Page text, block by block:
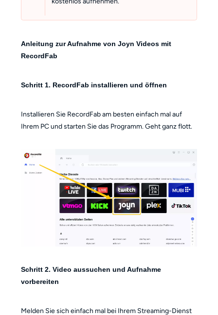
Anleitung zur Aufnahme von Joyn Videos mit
RecordFab
Schritt 1. RecordFab installieren und öffnen
Installieren Sie RecordFab am besten einfach mal auf
Ihrem PC und starten Sie das Programm. Geht ganz flott.
Schritt 2. Video aussuchen und Aufnahme
vorbereiten
Melden Sie sich einfach mal bei Ihrem Streaming-Dienst